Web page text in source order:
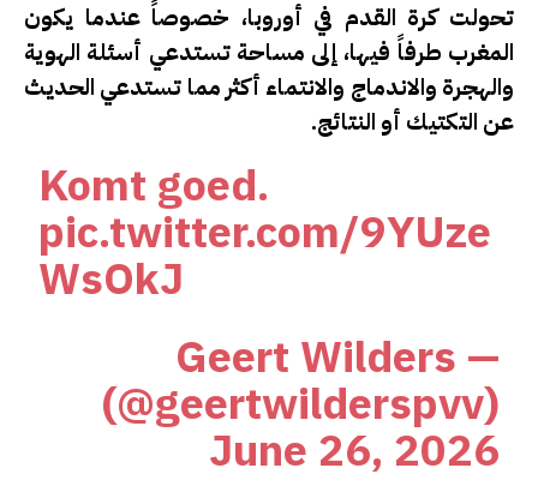
تحولت كرة القدم في أوروبا، خصوصاً عندما يكون
المغرب طرفاً فيها، إلى مساحة تستدعي أسئلة الهوية
والهجرة والاندماج والانتماء أكثر مما تستدعي الحديث
عن التكتيك أو النتائج.
Komt goed.
pic.twitter.com/9YUze
WsOkJ
— Geert Wilders
(@geertwilderspvv)
June 26, 2026